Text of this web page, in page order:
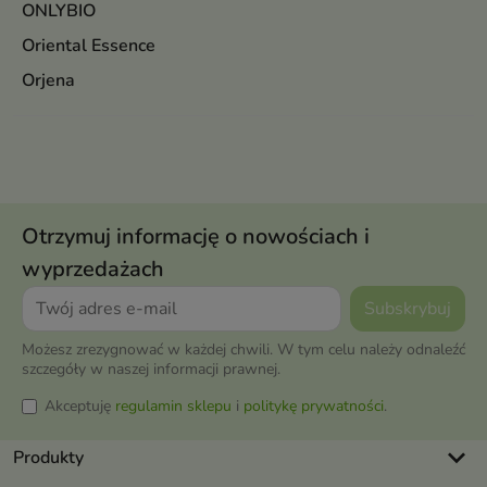
ONLYBIO
Oriental Essence
Orjena
Otrzymuj informację o nowościach i
wyprzedażach
Możesz zrezygnować w każdej chwili. W tym celu należy odnaleźć
szczegóły w naszej informacji prawnej.
Akceptuję regulamin sklepu i politykę prywatności.
Produkty keyboard_arrow_down